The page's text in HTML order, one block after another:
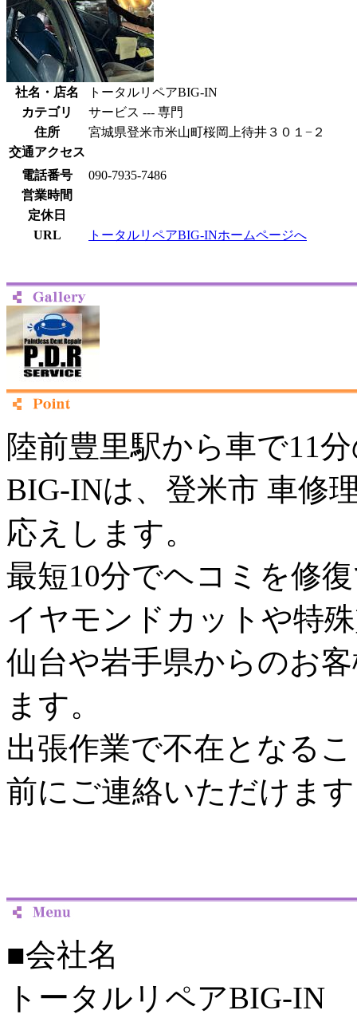
社名・店名
トータルリペアBIG-IN
カテゴリ
サービス --- 専門
住所
宮城県登米市米山町桜岡上待井３０１−２
交通アクセス
電話番号
090-7935-7486
営業時間
定休日
URL
トータルリペアBIG-INホームページへ
陸前豊里駅から車で11
BIG-INは、登米市 車修
応えします。
最短10分でヘコミを修
イヤモンドカットや特
仙台や岩手県からのお
ます。
出張作業で不在となる
前にご連絡いただけま
■会社名
トータルリペアBIG-IN